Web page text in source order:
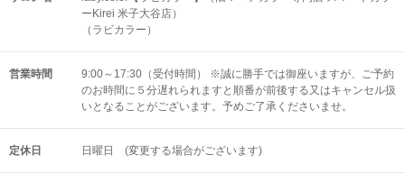
ーKirei 米子大谷店）
（ラビカラー）
営業時間
9:00～17:30（受付時間） ※誠に勝手では御座いますが、ご予約
のお時間に５分遅れられますと順番が前後する又はキャンセル扱
いとなることがございます。予めご了承くださいませ。
定休日 日曜日 (変更する場合がございます)